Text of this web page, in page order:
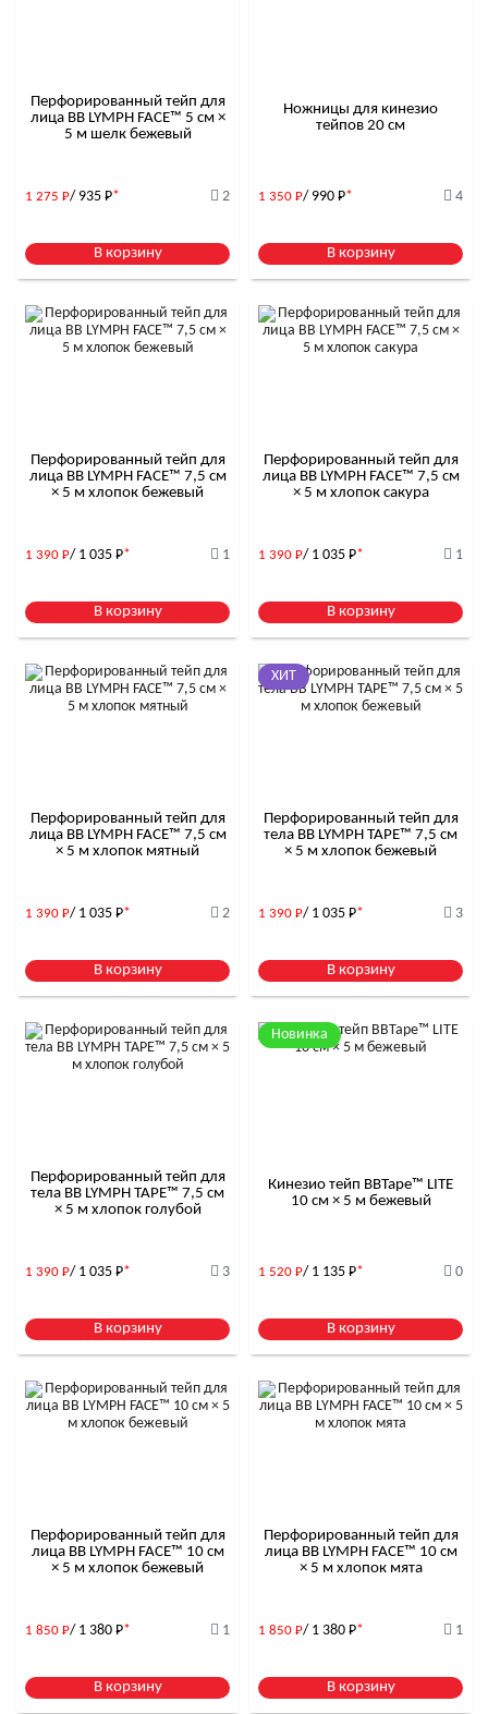
Перфорированный тейп для
лица BB LYMPH FACE™ 5 см ×
5 м шелк бежевый
1 275 Р/ 935 Р* 2
В корзину
Ножницы для кинезио
тейпов 20 см
1 350 Р/ 990 Р* 4
В корзину
Перфорированный тейп для
лица BB LYMPH FACE™ 7,5 см
× 5 м хлопок бежевый
1 390 Р/ 1 035 Р* 1
В корзину
Перфорированный тейп для
лица BB LYMPH FACE™ 7,5 см
× 5 м хлопок сакура
1 390 Р/ 1 035 Р* 1
В корзину
Перфорированный тейп для
лица BB LYMPH FACE™ 7,5 см
× 5 м хлопок мятный
1 390 Р/ 1 035 Р* 2
В корзину
ХИТ
Перфорированный тейп для
тела BB LYMPH TAPE™ 7,5 см
× 5 м хлопок бежевый
1 390 Р/ 1 035 Р* 3
В корзину
Перфорированный тейп для
тела BB LYMPH TAPE™ 7,5 см
× 5 м хлопок голубой
1 390 Р/ 1 035 Р* 3
В корзину
Новинка
Кинезио тейп BBTape™ LITE
10 см × 5 м бежевый
1 520 Р/ 1 135 Р* 0
В корзину
Перфорированный тейп для
лица BB LYMPH FACE™ 10 см
× 5 м хлопок бежевый
1 850 Р/ 1 380 Р* 1
В корзину
Перфорированный тейп для
лица BB LYMPH FACE™ 10 см
× 5 м хлопок мята
1 850 Р/ 1 380 Р* 1
В корзину